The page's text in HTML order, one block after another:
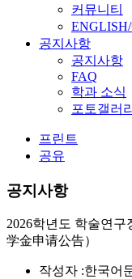
커뮤니티
공지사항
공지사항
FAQ
학과 소식
포토갤러리
프린트
공유
공지사항
2026학년도 학술연
学金申请公告）
작성자 :한국어